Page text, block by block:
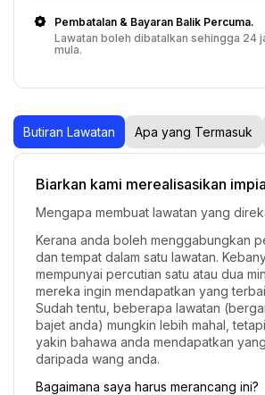
Pembatalan & Bayaran Balik Percuma.
Lawatan boleh dibatalkan sehingga 24
mula.
Butiran Lawatan Apa yang Termasuk
Biarkan kami merealisasikan
Mengapa membuat lawatan yang
Kerana anda boleh menggabungkan
dan tempat dalam satu lawatan.
mempunyai percutian satu atau dua
mereka ingin mendapatkan yang
Sudah tentu, beberapa lawatan
bajet anda) mungkin lebih mahal,
yakin bahawa anda mendapatkan
daripada wang anda.
Bagaimana saya harus merancang ini?